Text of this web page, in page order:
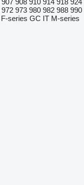
907 908 910 914 918 924
972 973 980 982 988 990
F-series GC IT M-series